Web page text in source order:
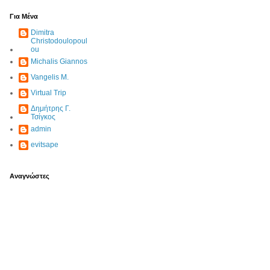
Για Μένα
Dimitra
Christodoulopoul
ou
Michalis Giannos
Vangelis M.
Virtual Trip
Δημήτρης Γ.
Τσίγκος
admin
evitsape
Αναγνώστες